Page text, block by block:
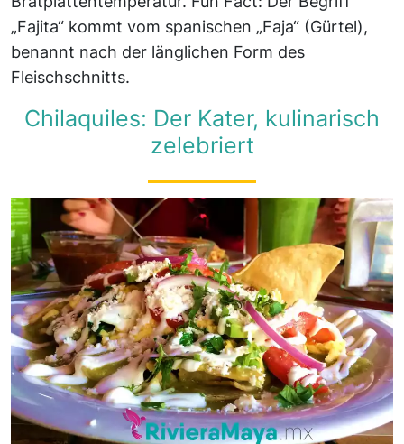
„Fajita“ kommt vom spanischen „Faja“ (Gürtel),
benannt nach der länglichen Form des
Fleischschnitts.
Chilaquiles: Der Kater, kulinarisch
zelebriert